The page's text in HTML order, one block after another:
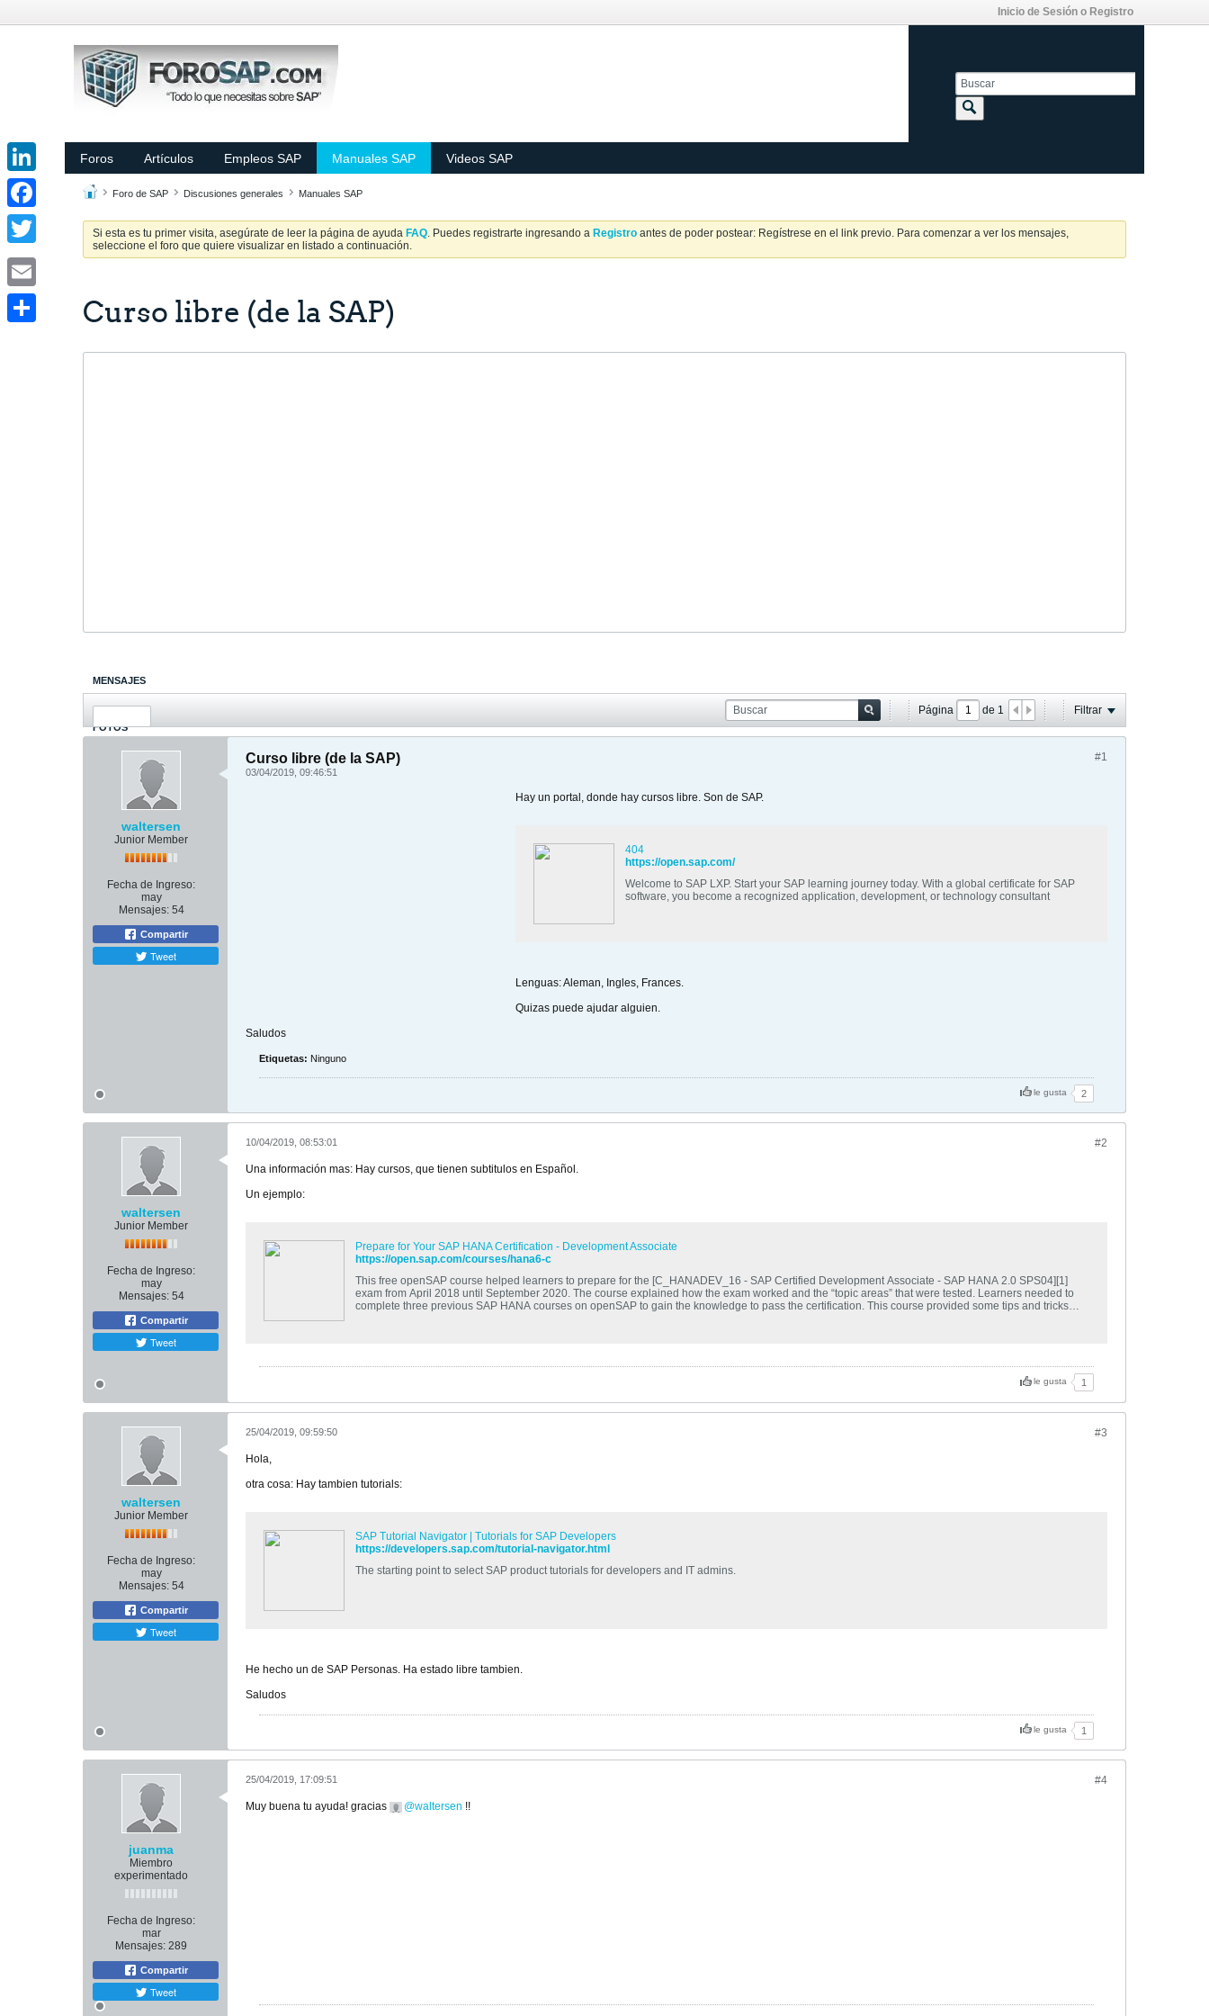
Inicio de Sesión o Registro
Foros Artículos Empleos SAP Manuales SAP Videos SAP
Foro de SAP Discusiones generales Manuales SAP
Si esta es tu primer visita, asegúrate de leer la página de ayuda FAQ. Puedes registrarte ingresando a Registro antes de poder postear: Regístrese en el link previo. Para comenzar a ver los mensajes,
seleccione el foro que quiere visualizar en listado a continuación.
Curso libre (de la SAP)
MENSAJES
ÚLTIMA ACTIVIDAD
FOTOS
Página de 1 Filtrar
waltersen
Junior Member
Fecha de Ingreso:
may
Mensajes: 54
Compartir
Tweet
#1
Curso libre (de la SAP)
03/04/2019, 09:46:51
Hay un portal, donde hay cursos libre. Son de SAP.
404
https://open.sap.com/
Welcome to SAP LXP. Start your SAP learning journey today. With a global certificate for SAP
software, you become a recognized application, development, or technology consultant
Lenguas: Aleman, Ingles, Frances.
Quizas puede ajudar alguien.
Saludos
Etiquetas: Ninguno
le gusta 2
waltersen
Junior Member
Fecha de Ingreso:
may
Mensajes: 54
Compartir
Tweet
#2
10/04/2019, 08:53:01
Una información mas: Hay cursos, que tienen subtitulos en Español.
Un ejemplo:
Prepare for Your SAP HANA Certification - Development Associate
https://open.sap.com/courses/hana6-c
This free openSAP course helped learners to prepare for the [C_HANADEV_16 - SAP Certified Development Associate - SAP HANA 2.0 SPS04][1]
exam from April 2018 until September 2020. The course explained how the exam worked and the “topic areas” that were tested. Learners needed to
complete three previous SAP HANA courses on openSAP to gain the knowledge to pass the certification. This course provided some tips and tricks
le gusta 1
waltersen
Junior Member
Fecha de Ingreso:
may
Mensajes: 54
Compartir
Tweet
#3
25/04/2019, 09:59:50
Hola,
otra cosa: Hay tambien tutorials:
SAP Tutorial Navigator | Tutorials for SAP Developers
https://developers.sap.com/tutorial-navigator.html
The starting point to select SAP product tutorials for developers and IT admins.
He hecho un de SAP Personas. Ha estado libre tambien.
Saludos
le gusta 1
juanma
Miembro
experimentado
Fecha de Ingreso:
mar
Mensajes: 289
Compartir
Tweet
#4
25/04/2019, 17:09:51
Muy buena tu ayuda! gracias waltersen !!
LinkedIn
Facebook
Twitter
Email